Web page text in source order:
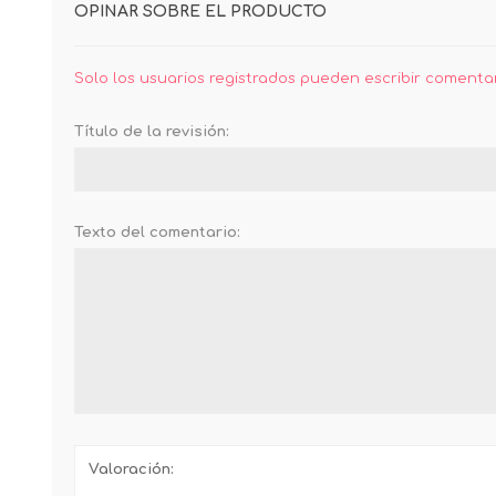
OPINAR SOBRE EL PRODUCTO
Solo los usuarios registrados pueden escribir
Título de la revisión:
Texto del comentario:
Valoración: